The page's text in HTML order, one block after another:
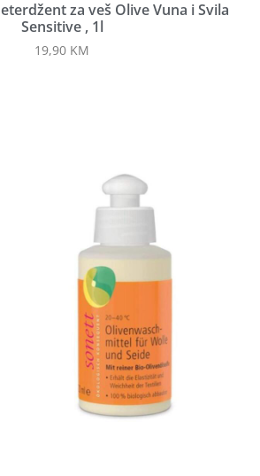
za veš Olive Vuna i Svila
Sensitive , 1l
19,90 KM